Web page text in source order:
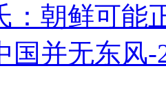
：朝鲜可能
国并无东风